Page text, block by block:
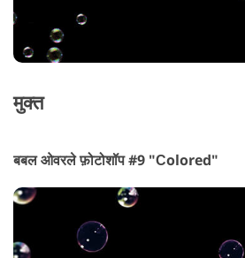
मुक्त
बबल ओवरले फ़ोटोशॉप #9 "Сolored"